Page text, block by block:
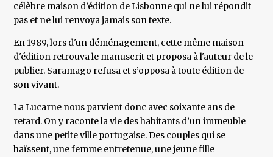
célèbre maison d’édition de Lisbonne qui ne lui répondit
pas et ne lui renvoya jamais son texte.
En 1989, lors d'un déménagement, cette même maison
d'édition retrouva le manuscrit et proposa à l'auteur de le
publier. Saramago refusa et s’opposa à toute édition de
son vivant.
La Lucarne nous parvient donc avec soixante ans de
retard. On y raconte la vie des habitants d’un immeuble
dans une petite ville portugaise. Des couples qui se
haïssent, une femme entretenue, une jeune fille